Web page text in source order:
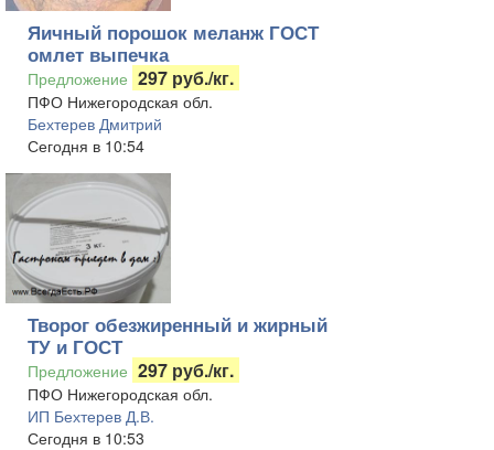
Яичный порошок меланж ГОСТ
омлет выпечка
Предложение 297 руб./кг.
ПФО Нижегородская обл.
Бехтерев Дмитрий
Сегодня в 10:54
Творог обезжиренный и жирный
ТУ и ГОСТ
Предложение 297 руб./кг.
ПФО Нижегородская обл.
ИП Бехтерев Д.В.
Сегодня в 10:53